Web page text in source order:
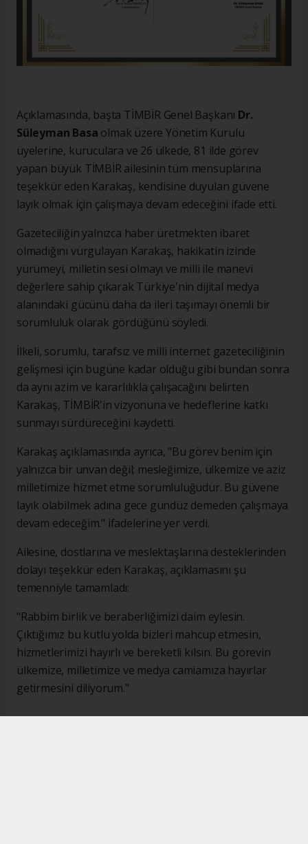
Açıklamasında, başta TİMBİR Genel Başkanı Dr.
Süleyman Basa olmak üzere Yönetim Kurulu
üyelerine, kuruculara ve 26 ülkede, 81 ilde görev
yapan büyük TİMBİR ailesinin tüm mensuplarına
teşekkür eden Karakaş, kendisine duyulan güvene
layık olmak için çalışmaya devam edeceğini ifade etti.
Gazeteciliğin yalnızca haber üretmekten ibaret
olmadığını vurgulayan Karakaş, hakikatin izinde
yürümeyi, milletin sesi olmayı ve milli ile manevi
değerlere sahip çıkarak Türkiye'nin dijital medya
alanındaki gücünü daha da ileri taşımayı önemli bir
sorumluluk olarak gördüğünü söyledi.
İlkeli, sorumlu, tarafsız ve milli internet gazeteciliğinin
gelişmesi için bugüne kadar olduğu gibi bundan sonra
da aynı azim ve kararlılıkla çalışacağını belirten
Karakaş, TİMBİR'in vizyonuna ve hedeflerine katkı
sunmayı sürdüreceğini kaydetti.
Karakaş açıklamasında ayrıca, "Bu görev benim için
yalnızca bir unvan değil; mesleğimize, ülkemize ve aziz
milletimize hizmet etme sorumluluğudur. Bu güvene
layık olabilmek adına gece gündüz demeden çalışmaya
devam edeceğim." ifadelerine yer verdi.
Ailesine, dostlarına ve meslektaşlarına desteklerinden
dolayı teşekkür eden Karakaş, açıklamasını şu
temenniyle tamamladı:
"Rabbim birlik ve beraberliğimizi daim eylesin.
Çıktığımız bu kutlu yolda bizleri mahcup etmesin,
hizmetlerimizi hayırlı ve bereketli kılsın. Bu görevin
ülkemize, milletimize ve medya camiamıza hayırlar
getirmesini diliyorum."